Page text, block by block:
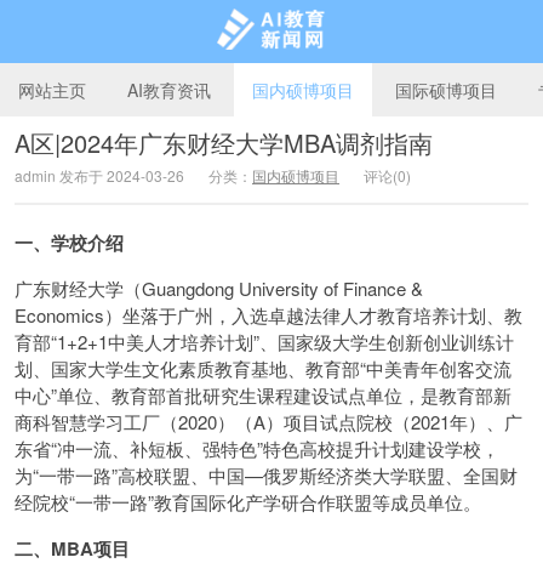
AI教育新闻网
网站主页 AI教育资讯 国内硕博项目 国际硕博项目
A区|2024年广东财经大学MBA调剂指南
admin 发布于 2024-03-26 分类： 国内硕博项目 评论(0)
一、学校介绍
广东财经大学（Guangdong University of Finance &
Economics）坐落于广州，入选卓越法律人才教育培养计划、教
育部“1+2+1中美人才培养计划”、国家级大学生创新创业训练计
划、国家大学生文化素质教育基地、教育部“中美青年创客交流
中心”单位、教育部首批研究生课程建设试点单位，是教育部新
商科智慧学习工厂（2020）（A）项目试点院校（2021年）、广
东省“冲一流、补短板、强特色”特色高校提升计划建设学校，
为“一带一路”高校联盟、中国—俄罗斯经济类大学联盟、全国财
经院校“一带一路”教育国际化产学研合作联盟等成员单位。
二、MBA项目